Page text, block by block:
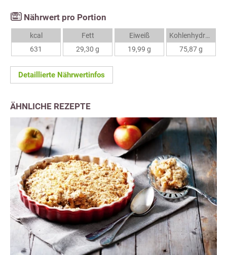
Nährwert pro Portion
kcal
631
Fett
29,30 g
Eiweiß
19,99 g
Kohlenhydrate
75,87 g
Detaillierte Nährwertinfos
ÄHNLICHE REZEPTE